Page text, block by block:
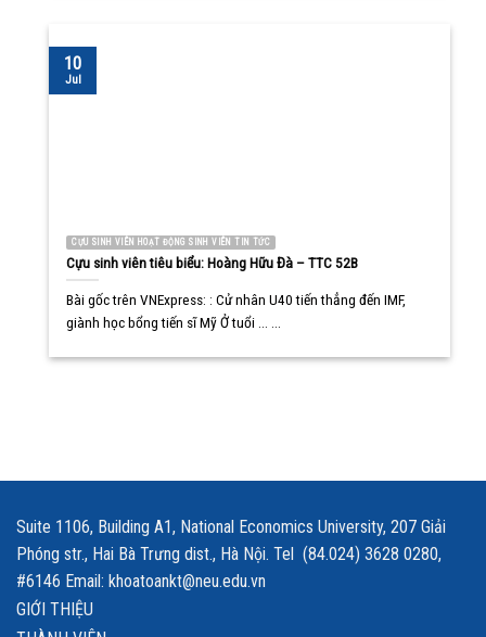
CỰU SINH VIÊN HOẠT ĐỘNG SINH VIÊN TIN TỨC
Cựu sinh viên tiêu biểu: Hoàng Hữu Đà – TTC 52B
Bài gốc trên VNExpress: : Cử nhân U40 tiến thẳng đến IMF,
giành học bổng tiến sĩ Mỹ Ở tuổi ... ...
10
Jul
Suite 1106, Building A1, National Economics University, 207 Giải
Phóng str., Hai Bà Trưng dist., Hà Nội. Tel (84.024) 3628 0280,
#6146 Email: khoatoankt@neu.edu.vn
GIỚI THIỆU